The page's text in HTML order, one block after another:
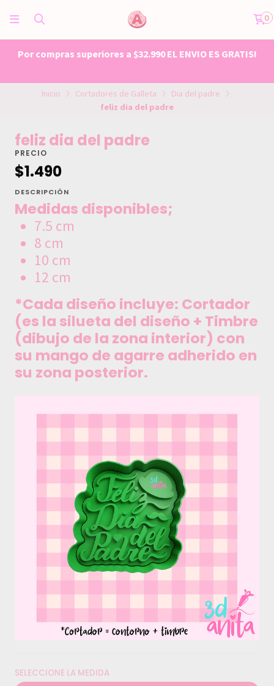
0
Por compras superiores a $32.990 EL ENVIO ES GRATIS!
Inicio Cortadores de Galleta
Dia del padre
feliz dia del padre
feliz dia del padre
PRECIO
$1.490
DESCRIPCIÓN
Medidas disponibles;
7.5 cm
8 cm
10 cm
12 cm
*Cada diseño incluye: Cortador
(es la silueta del diseño + Timbre
(dibujo de la zona interior) con
su mango de agarre adherido en
su zona posterior.
SELECCIONE LA MEDIDA